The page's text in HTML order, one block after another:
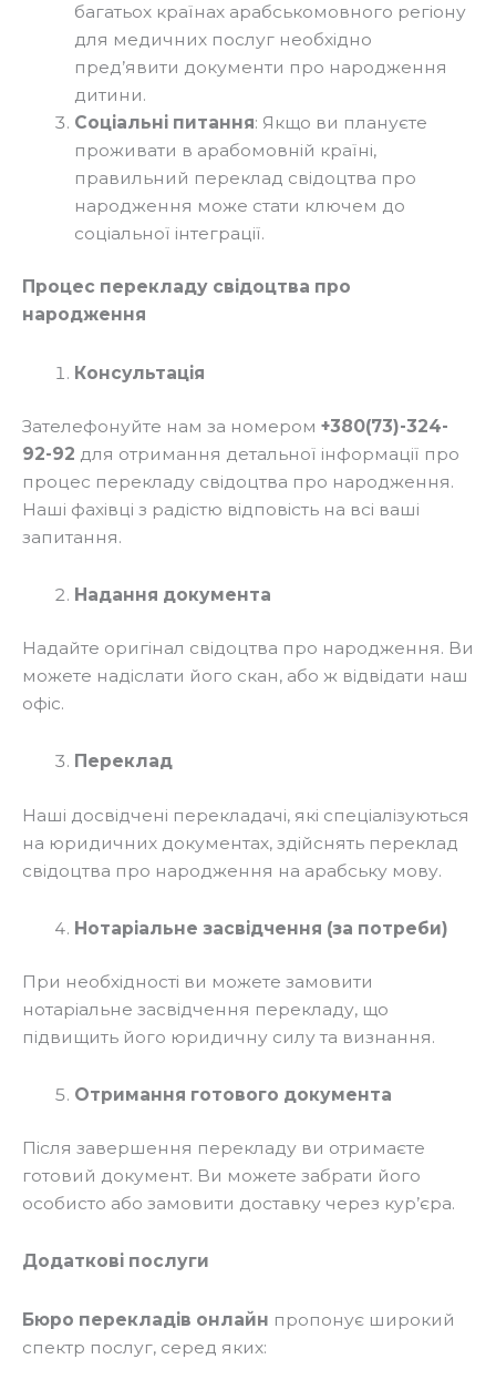
багатьох країнах арабськомовного регіону
для медичних послуг необхідно
пред’явити документи про народження
дитини.
Соціальні питання: Якщо ви плануєте
проживати в арабомовній країні,
правильний переклад свідоцтва про
народження може стати ключем до
соціальної інтеграції.
Процес перекладу свідоцтва про
народження
Консультація
Зателефонуйте нам за номером +380(73)-324-
92-92 для отримання детальної інформації про
процес перекладу свідоцтва про народження.
Наші фахівці з радістю відповість на всі ваші
запитання.
Надання документа
Надайте оригінал свідоцтва про народження. Ви
можете надіслати його скан, або ж відвідати наш
офіс.
Переклад
Наші досвідчені перекладачі, які спеціалізуються
на юридичних документах, здійснять переклад
свідоцтва про народження на арабську мову.
Нотаріальне засвідчення (за потреби)
При необхідності ви можете замовити
нотаріальне засвідчення перекладу, що
підвищить його юридичну силу та визнання.
Отримання готового документа
Після завершення перекладу ви отримаєте
готовий документ. Ви можете забрати його
особисто або замовити доставку через кур’єра.
Додаткові послуги
Бюро перекладів онлайн пропонує широкий
спектр послуг, серед яких: